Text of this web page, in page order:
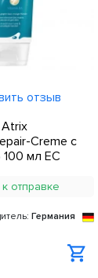
отзыв
Creme с
100 мл ЕС
к отправке
Германия